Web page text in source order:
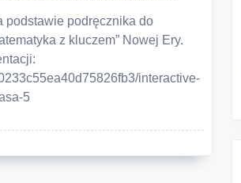
podstawie podręcznika do
z kluczem” Nowej Ery.
interactive-
5